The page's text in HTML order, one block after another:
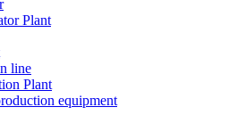
Plant
line
Plant
equipment